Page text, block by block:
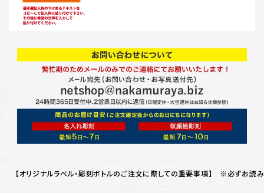
【オリジナルラベル・彫刻ボトルのご注文に際しての重要事項】 ※必ずお読み